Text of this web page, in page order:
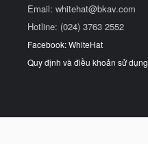
Email: whitehat@bkav.com
Hotline: (024) 3763 2552
Facebook: WhiteHat
Quy định và điều khoản sử dụng